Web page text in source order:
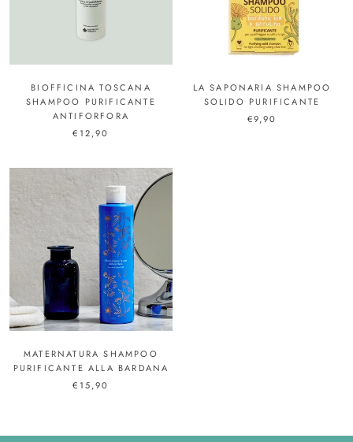
BIOFFICINA TOSCANA
SHAMPOO PURIFICANTE
ANTIFORFORA
€12,90
LA SAPONARIA SHAMPOO
SOLIDO PURIFICANTE
€9,90
MATERNATURA SHAMPOO
PURIFICANTE ALLA BARDANA
€15,90